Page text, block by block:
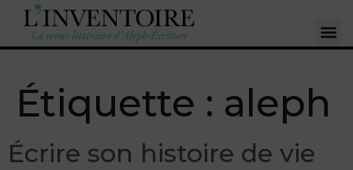
Étiquette : aleph
Écrire son histoire de vie